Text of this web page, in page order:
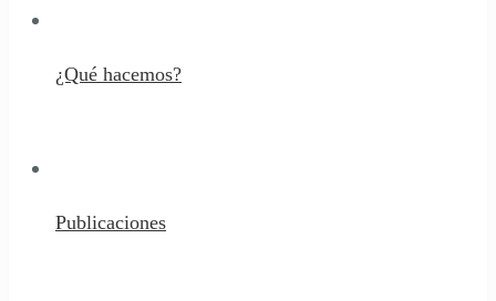
¿Qué hacemos?
Publicaciones